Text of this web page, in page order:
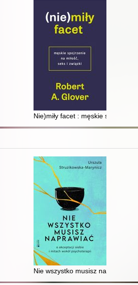
Nie)miły facet : męskie
twoją rodzinę i świat
nerwowy, obniżyć stres i uleczyć
Nie wszystko musisz naprawiać :